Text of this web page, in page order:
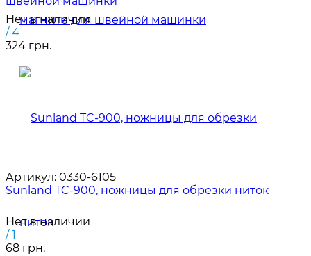
Нет в наличии
/ 4
324 грн.
Артикул: 0330-6105
Sunland TC-900, ножницы для обрезки ниток
Нет в наличии
/ 1
68 грн.